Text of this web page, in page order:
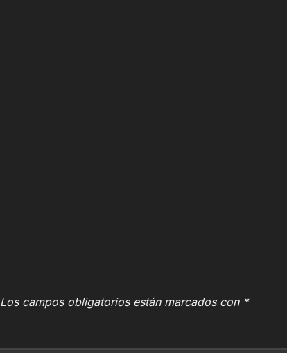
Los campos obligatorios están marcados con *